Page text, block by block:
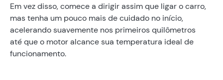
Em vez disso, comece a dirigir assim que ligar o carro,
mas tenha um pouco mais de cuidado no início,
acelerando suavemente nos primeiros quilômetros
até que o motor alcance sua temperatura ideal de
funcionamento.